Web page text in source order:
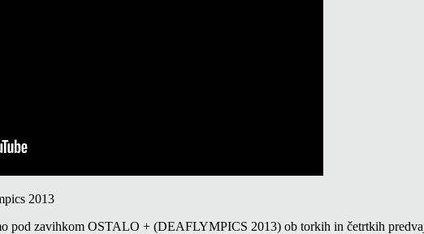
2013
pod zavihkom OSTALO + (DEAFLYMPICS 2013) ob torkih in četrtkih